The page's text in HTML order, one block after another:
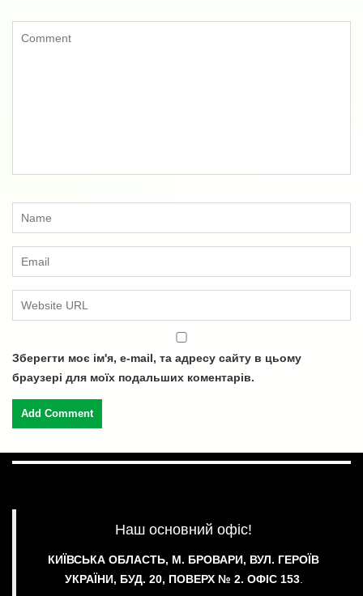
Зберегти моє ім'я, e-mail, та адресу сайту в цьому
браузері для моїх подальших коментарів.
Наш основний офіс!
КИЇВСЬКА ОБЛАСТЬ, М. БРОВАРИ, ВУЛ. ГЕРОЇВ
УКРАЇНИ, БУД. 20, ПОВЕРХ № 2. ОФІС 153.